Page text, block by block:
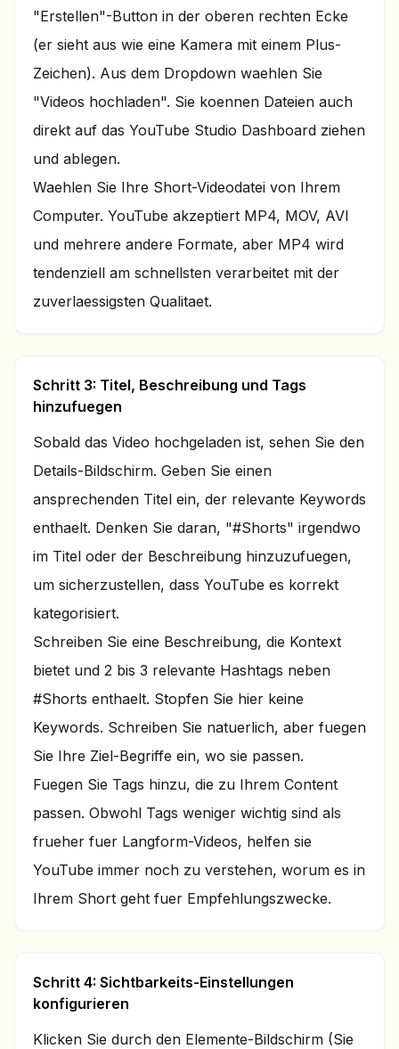
"Erstellen"-Button in der oberen rechten Ecke
(er sieht aus wie eine Kamera mit einem Plus-
Zeichen). Aus dem Dropdown waehlen Sie
"Videos hochladen". Sie koennen Dateien auch
direkt auf das YouTube Studio Dashboard ziehen
und ablegen.
Waehlen Sie Ihre Short-Videodatei von Ihrem
Computer. YouTube akzeptiert MP4, MOV, AVI
und mehrere andere Formate, aber MP4 wird
tendenziell am schnellsten verarbeitet mit der
zuverlaessigsten Qualitaet.
Schritt 3: Titel, Beschreibung und Tags
hinzufuegen
Sobald das Video hochgeladen ist, sehen Sie den
Details-Bildschirm. Geben Sie einen
ansprechenden Titel ein, der relevante Keywords
enthaelt. Denken Sie daran, "#Shorts" irgendwo
im Titel oder der Beschreibung hinzuzufuegen,
um sicherzustellen, dass YouTube es korrekt
kategorisiert.
Schreiben Sie eine Beschreibung, die Kontext
bietet und 2 bis 3 relevante Hashtags neben
#Shorts enthaelt. Stopfen Sie hier keine
Keywords. Schreiben Sie natuerlich, aber fuegen
Sie Ihre Ziel-Begriffe ein, wo sie passen.
Fuegen Sie Tags hinzu, die zu Ihrem Content
passen. Obwohl Tags weniger wichtig sind als
frueher fuer Langform-Videos, helfen sie
YouTube immer noch zu verstehen, worum es in
Ihrem Short geht fuer Empfehlungszwecke.
Schritt 4: Sichtbarkeits-Einstellungen
konfigurieren
Klicken Sie durch den Elemente-Bildschirm (Sie